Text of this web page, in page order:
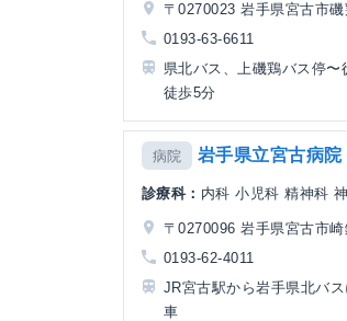
〒0270023 岩手県宮古市
0193-63-6611
県北バス、上磯鶏バス停
徒歩5分
病院 岩手県立宮古病院
診療科： 内科 小児科 精神科
〒0270096 岩手県宮古市
0193-62-4011
JR宮古駅から岩手県北バ
車